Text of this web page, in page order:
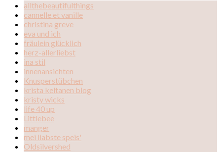
allthebeautifulthings
cannelle et vanille
christina greve
eva und ich
fräulein glücklich
herz-allerliebst
ina stil
innenansichten
Knusperstübchen
krista keltanen blog
kristy wicks
life 40 up
Littlebee
manger
mei liabste speis'
Oldsilvershed